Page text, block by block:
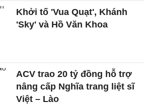
Khởi tố 'Vua Quạt', Khánh
'Sky' và Hồ Văn Khoa
ACV trao 20 tỷ đồng hỗ trợ
nâng cấp Nghĩa trang liệt sĩ
Việt – Lào